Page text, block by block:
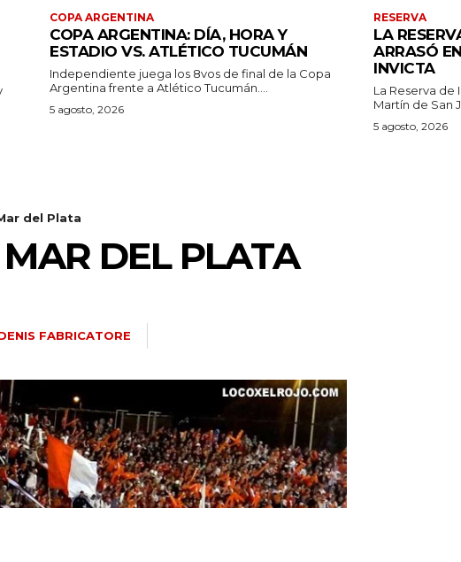
COPA ARGENTINA
COPA ARGENTINA: DÍA, HORA Y
ESTADIO VS. ATLÉTICO TUCUMÁN
Independiente juega los 8vos de final de la Copa
Argentina frente a Atlético Tucumán....
5 agosto, 2026
RESERVA
LA
ARRASÓ
INVICTA
La Reserva
Martín de San
5 agosto, 2026